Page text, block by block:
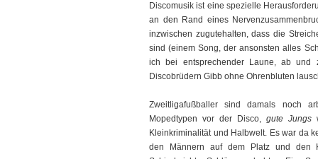
Discomusik ist eine spezielle
an den Rand eines
inzwischen zugutehalten, dass die
sind (einem Song, der ansonsten alles
ich bei entsprechender Laune, ab und
Discobrüdern Gibb ohne Ohrenbluten
Zweitligafußballer sind damals noch
Mopedtypen vor der Disco, gute Jungs
Kleinkriminalität und Halbwelt. Es war da
den Männern auf dem Platz und den